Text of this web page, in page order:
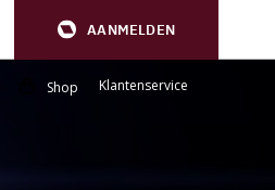
AANMELDEN
Shop Klantenservice